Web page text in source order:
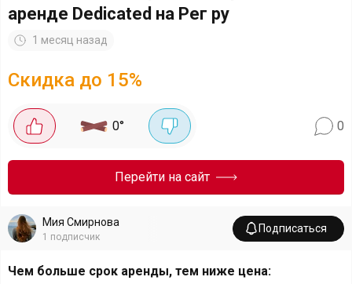
аренде Dedicated на Рег ру
1 месяц назад
Скидка до 15%
0° 0
Перейти на сайт
Мия Смирнова
1 подписчик
Подписаться
Чем больше срок аренды, тем ниже цена: